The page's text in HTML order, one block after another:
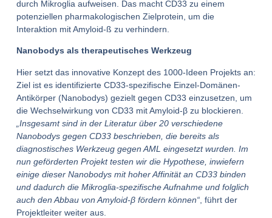
durch Mikroglia aufweisen. Das macht CD33 zu einem
potenziellen pharmakologischen Zielprotein, um die
Interaktion mit Amyloid-ß zu verhindern.
Nanobodys als therapeutisches Werkzeug
Hier setzt das innovative Konzept des 1000-Ideen Projekts an:
Ziel ist es identifizierte CD33-spezifische Einzel-Domänen-
Antikörper (Nanobodys) gezielt gegen CD33 einzusetzen, um
die Wechselwirkung von CD33 mit Amyloid-β zu blockieren.
„Insgesamt sind in der Literatur über 20 verschiedene
Nanobodys gegen CD33 beschrieben, die bereits als
diagnostisches Werkzeug gegen AML eingesetzt wurden. Im
nun geförderten Projekt testen wir die Hypothese, inwiefern
einige dieser Nanobodys mit hoher Affinität an CD33 binden
und dadurch die Mikroglia-spezifische Aufnahme und folglich
auch den Abbau von Amyloid-β fördern können“, führt der
Projektleiter weiter aus.